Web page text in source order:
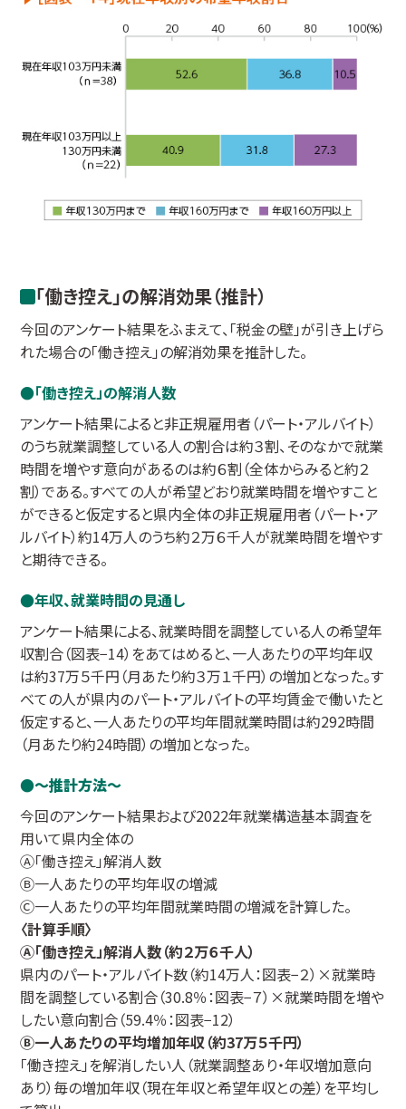
「働き控え」の解消効果（推計）
今回のアンケート結果をふまえて、「税金の壁」が引き上げら
れた場合の「働き控え」の解消効果を推計した。
「働き控え」の解消人数
アンケート結果によると非正規雇用者（パート・アルバイト）
のうち就業調整している人の割合は約３割、そのなかで就業
時間を増やす意向があるのは約６割（全体からみると約２
割）である。すべての人が希望どおり就業時間を増やすこと
ができると仮定すると県内全体の非正規雇用者（パート・ア
ルバイト）約14万人のうち約２万６千人が就業時間を増やす
と期待できる。
年収、就業時間の見通し
アンケート結果による、就業時間を調整している人の希望年
収割合（図表−14）をあてはめると、一人あたりの平均年収
は約37万５千円（月あたり約３万１千円）の増加となった。す
べての人が県内のパート・アルバイトの平均賃金で働いたと
仮定すると、一人あたりの平均年間就業時間は約292時間
（月あたり約24時間）の増加となった。
～推計方法～
今回のアンケート結果および2022年就業構造基本調査を
用いて県内全体の
Ⓐ「働き控え」解消人数
Ⓑ一人あたりの平均年収の増減
Ⓒ一人あたりの平均年間就業時間の増減を計算した。
〈計算手順〉
Ⓐ「働き控え」解消人数（約２万６千人）
県内のパート・アルバイト数（約14万人：図表−２）×就業時
間を調整している割合（30.8％：図表−７）×就業時間を増や
したい意向割合（59.4％：図表−12）
Ⓑ一人あたりの平均増加年収（約37万５千円）
「働き控え」を解消したい人（就業調整あり・年収増加意向
あり）毎の増加年収（現在年収と希望年収との差）を平均し